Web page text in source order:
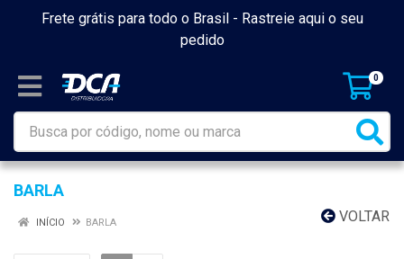
Frete grátis para todo o Brasil - Rastreie aqui o seu
pedido
0
BARLA
VOLTAR
INÍCIO BARLA